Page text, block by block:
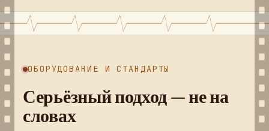
ОБОРУДОВАНИЕ И СТАНДАРТЫ
Серьёзный подход — не на
словах